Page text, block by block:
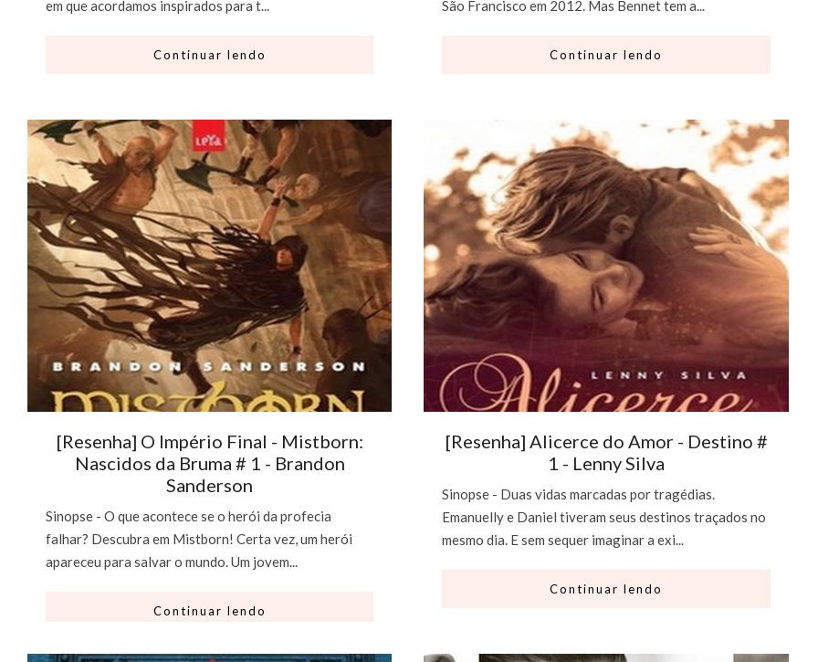
em que acordamos inspirados para t...
Continuar lendo
São Francisco em 2012. Mas Bennet tem a...
Continuar lendo
[Resenha] O Império Final - Mistborn:
Nascidos da Bruma # 1 - Brandon
Sanderson
Sinopse - O que acontece se o herói da profecia
falhar? Descubra em Mistborn! Certa vez, um herói
apareceu para salvar o mundo. Um jovem...
Continuar lendo
[Resenha] Alicerce do Amor - Destino #
1 - Lenny Silva
Sinopse - Duas vidas marcadas por tragédias.
Emanuelly e Daniel tiveram seus destinos traçados no
mesmo dia. E sem sequer imaginar a exi...
Continuar lendo